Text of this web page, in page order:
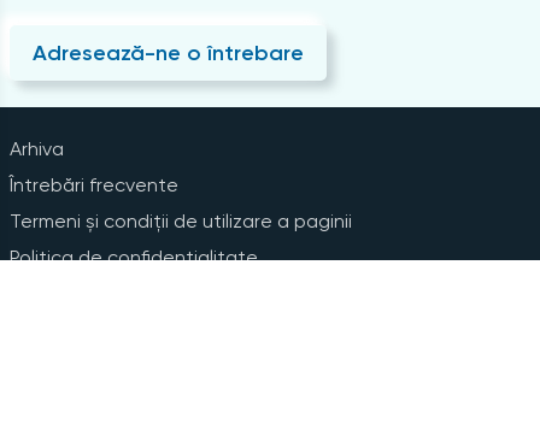
Adresează-ne o întrebare
Arhiva
Întrebări frecvente
Termeni și condiții de utilizare a paginii
Politica de confidențialitate